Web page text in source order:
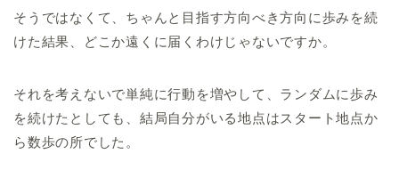
そうではなくて、ちゃんと目指す方向べき方向に歩みを続
けた結果、どこか遠くに届くわけじゃないですか。
それを考えないで単純に行動を増やして、ランダムに歩み
を続けたとしても、結局自分がいる地点はスタート地点か
ら数歩の所でした。